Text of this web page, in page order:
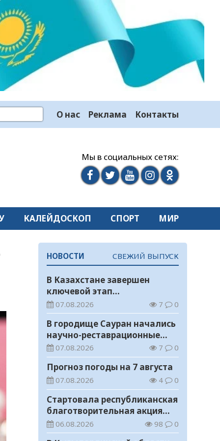
О нас Реклама Контакты
Мы в социальных сетях:
КАЛЕЙДОСКОП СПОРТ МИР
НОВОСТИ СВЕЖИЙ ВЫПУСК
В Казахстане завершен
ключевой этап
строительства
Транскаспийской волоконно-
оптической линии связи
07.08.2026 7 0
В городище Сауран начались
научно-реставрационные
работы
07.08.2026 7 0
Прогноз погоды на 7 августа
07.08.2026 4 0
Стартовала республиканская
благотворительная акция
«Дорога в школу»
06.08.2026 98 0